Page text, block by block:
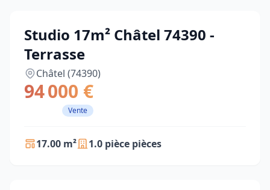
Studio 17m² Châtel 74390 -
Terrasse
Châtel (74390)
94 000 €
Vente
17.00 m² 1.0 pièce pièces